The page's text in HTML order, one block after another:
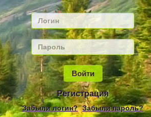
Регистрация
Забыли логин? Забыли пароль?